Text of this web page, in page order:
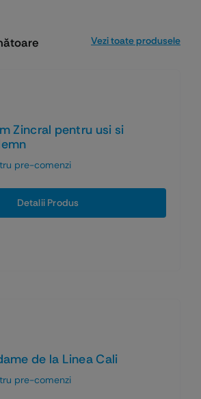
Vezi toate produsele
Zincral pentru usi si
pre-comenzi
Detalii Produs
de la Linea Cali
pre-comenzi